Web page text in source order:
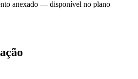
anexado — disponível no plano